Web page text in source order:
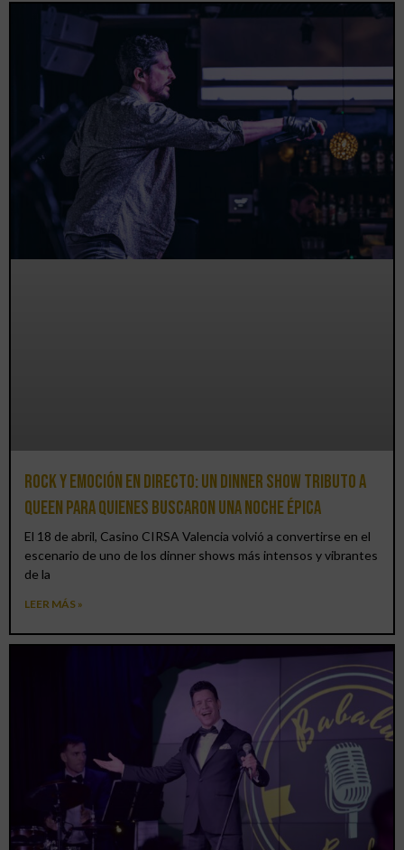
Rock y emoción en directo: un Dinner Show Tributo a
Queen para quienes buscaron una noche épica
El 18 de abril, Casino CIRSA Valencia volvió a convertirse en el
escenario de uno de los dinner shows más intensos y vibrantes
de la
LEER MÁS »